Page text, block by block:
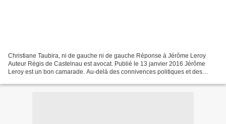
Christiane Taubira, ni de gauche ni de gauche Réponse à Jérôme Leroy
Auteur Régis de Castelnau est avocat. Publié le 13 janvier 2016 Jérôme
Leroy est un bon camarade. Au-delà des connivences politiques et des